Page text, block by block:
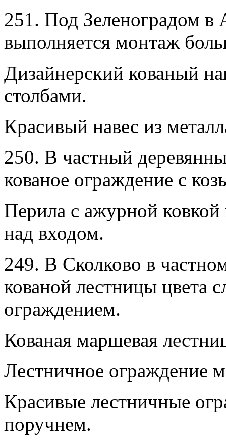
251. Под Зеленоградом в
выполняется монтаж
Дизайнерский кованый
столбами.
Красивый навес из
250. В частный
кованое ограждение с
Перила с ажурной
над входом.
249. В Сколково в
кованой лестницы цвета
ограждением.
Кованая маршевая
Лестничное ограждение
Красивые лестничные
поручнем.